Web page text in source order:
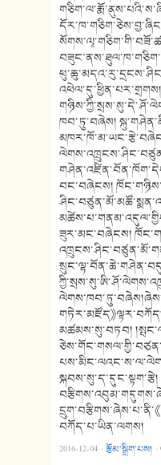
ཁབ་ཏུ་བཞེས།
བང་བཞེངས།
ཟུར་མང་བཞེངས།
གཏེར་མཛོད》
མཚམས་སུ་བཏབ།
སྐབས་སུ་ད་དུང་སྟག་རྩེ།
དྲུག་བརྩིགས་ཞེས་པ་ནི་
བཀོད་པ་ཡིན་ལགས།
2016-12-04 ·རྩོམ་སྒྲིག་པས། ·